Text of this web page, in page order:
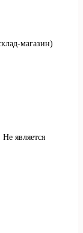
магазин)
является